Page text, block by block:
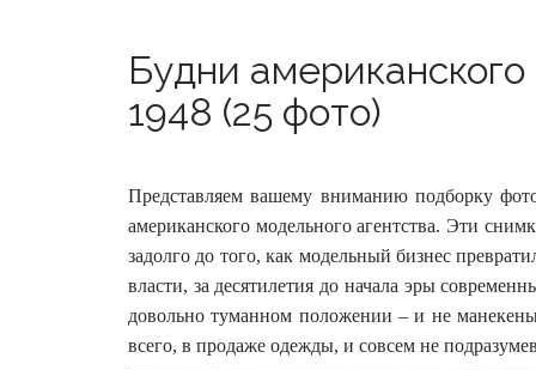
Будни
1948 (25 фото)
Представляем вашему вниманию подборку
американского модельного агентства. Эти
задолго до того, как модельный бизнес
власти, за десятилетия до начала эры
довольно туманном положении – и не
всего, в продаже одежды, и совсем не